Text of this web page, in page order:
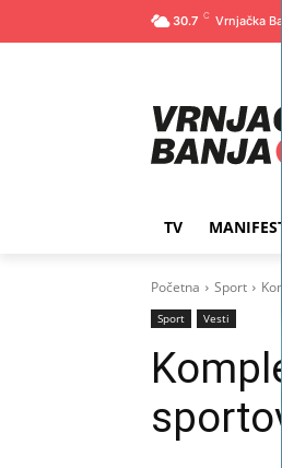
30.7 C
TV
Početna Sport
Sport Vesti